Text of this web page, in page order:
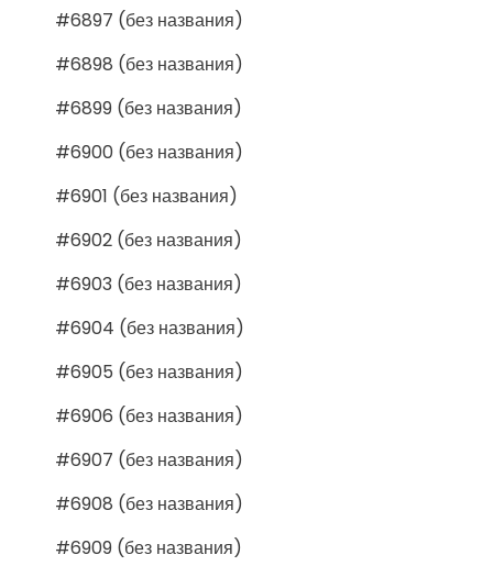
#6897 (без названия)
#6898 (без названия)
#6899 (без названия)
#6900 (без названия)
#6901 (без названия)
#6902 (без названия)
#6903 (без названия)
#6904 (без названия)
#6905 (без названия)
#6906 (без названия)
#6907 (без названия)
#6908 (без названия)
#6909 (без названия)